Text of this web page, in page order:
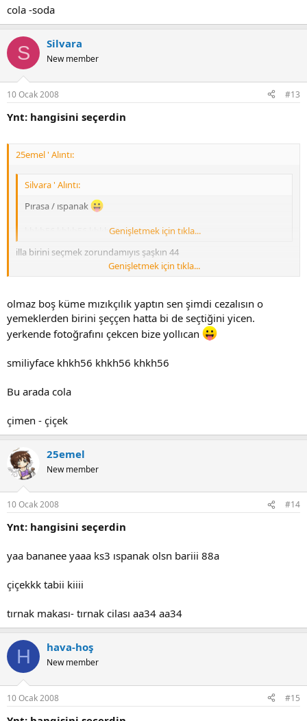
cola -soda
S Silvara
New member
10 Ocak 2008 #13
Ynt: hangisini seçerdin
25emel ' Alıntı:
Silvara ' Alıntı:
Pırasa / ıspanak
khkh56 khkh56 khkh56Genişletmek için tıkla...
illa birini seçmek zorundamıyıs şaşkın 44
cevap veriyorum boş küme aa34
cola -soda
Genişletmek için tıkla...
olmaz boş küme mızıkçılık yaptın sen şimdi cezalısın o
yemeklerden birini şeççen hatta bi de seçtiğini yicen.
yerkende fotoğrafını çekcen bize yollıcan
smiliyface khkh56 khkh56 khkh56
Bu arada cola
çimen - çiçek
25emel
New member
10 Ocak 2008 #14
Ynt: hangisini seçerdin
yaa bananee yaaa ks3 ıspanak olsn bariii 88a
çiçekkk tabii kiiii
tırnak makası- tırnak cilası aa34 aa34
H hava-hoş
New member
10 Ocak 2008 #15